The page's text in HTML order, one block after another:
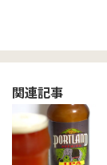
関連記事